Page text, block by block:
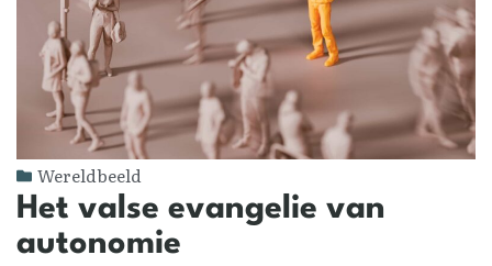
Wereldbeeld
Het valse evangelie van
autonomie